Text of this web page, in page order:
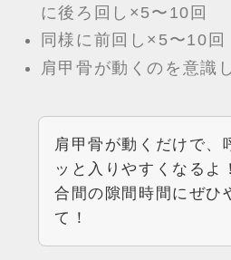
に後ろ回し×5〜10回
同様に前回し×5〜10回
肩甲骨が動くのを意識
肩甲骨が動くだけで、
ッと入りやすくなるよ
合間の隙間時間にぜひ
て！